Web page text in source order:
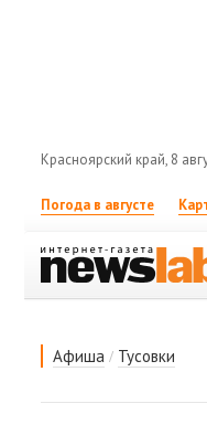
Красноярский край, 8
Погода в августе
Афиша / Тусовки